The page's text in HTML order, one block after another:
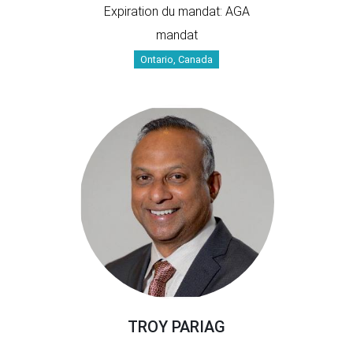
Expiration du mandat: AGA
mandat
Ontario, Canada
TROY PARIAG